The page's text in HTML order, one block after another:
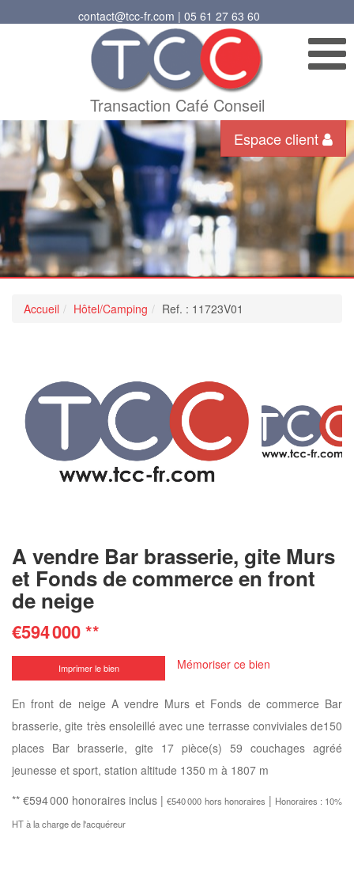
contact@tcc-fr.com | 05 61 27 63 60
Transaction Café Conseil
Espace client
Accueil Hôtel/Camping Ref. : 11723V01
A vendre Bar brasserie, gite Murs
et Fonds de commerce en front
de neige
€594 000**
Imprimer le bien Mémoriser ce bien
En front de neige A vendre Murs et Fonds de commerce Bar
brasserie, gite très ensoleillé avec une terrasse conviviales de150
places Bar brasserie, gite 17 pièce(s) 59 couchages agréé
jeunesse et sport, station altitude 1350 m à 1807 m
** €594 000 honoraires inclus |€540 000 hors honoraires | Honoraires : 10%
HT à la charge de l'acquéreur